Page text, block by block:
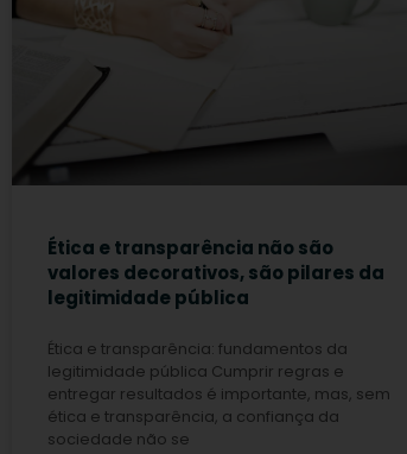
Ética e transparência não são
valores decorativos, são pilares da
legitimidade pública
Ética e transparência: fundamentos da
legitimidade pública Cumprir regras e
entregar resultados é importante, mas, sem
ética e transparência, a confiança da
sociedade não se